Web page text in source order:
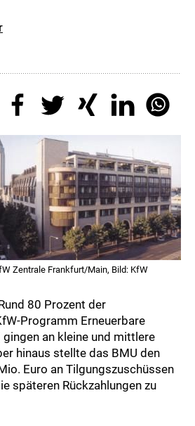
Zentrale Frankfurt/Main, Bild: KfW
80 Prozent der
Programm Erneuerbare
an kleine und mittlere
hinaus stellte das BMU den
Euro an Tilgungszuschüssen
späteren Rückzahlungen zu